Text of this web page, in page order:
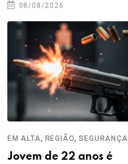
08/08/2026
EM ALTA, REGIÃO,SEGURANÇA
Jovem de 22 anos é